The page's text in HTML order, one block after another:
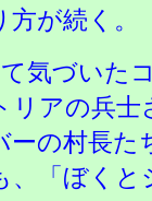
が続く。
気づいた
リアの兵
ーの村長た
、「ぼく